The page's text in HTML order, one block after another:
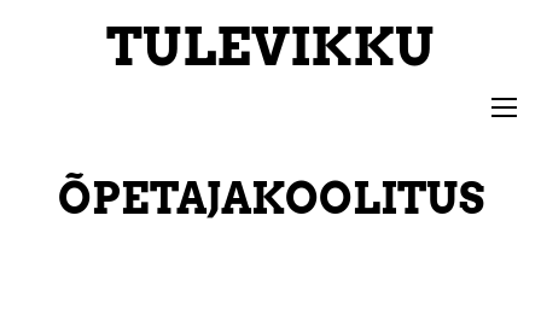
TULEVIKKU
ÕPETAJAKOOLITUS